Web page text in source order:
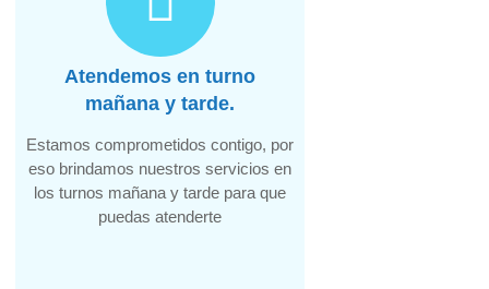
Atendemos en turno
mañana y tarde.
Estamos comprometidos contigo, por
eso brindamos nuestros servicios en
los turnos mañana y tarde para que
puedas atenderte